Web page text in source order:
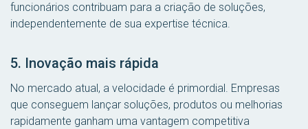
funcionários contribuam para a criação de soluções,
independentemente de sua expertise técnica.
5. Inovação mais rápida
No mercado atual, a velocidade é primordial. Empresas
que conseguem lançar soluções, produtos ou melhorias
rapidamente ganham uma vantagem competitiva